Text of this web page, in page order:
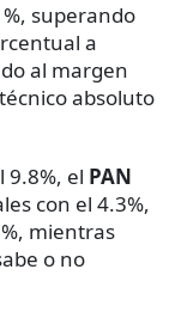
superando
a
al margen
absoluto
9.8%, el PAN
con el 4.3%,
mientras
o no